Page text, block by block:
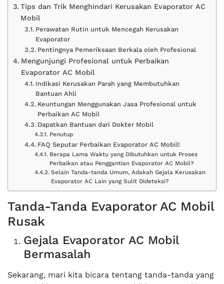
Tips dan Trik Menghindari Kerusakan Evaporator AC
Mobil
Perawatan Rutin untuk Mencegah Kerusakan
Evaporator
Pentingnya Pemeriksaan Berkala oleh Profesional
Mengunjungi Profesional untuk Perbaikan
Evaporator AC Mobil
Indikasi Kerusakan Parah yang Membutuhkan
Bantuan Ahli
Keuntungan Menggunakan Jasa Profesional untuk
Perbaikan AC Mobil
Dapatkan Bantuan dari Dokter Mobil
Penutup
FAQ Seputar Perbaikan Evaporator AC Mobil!
Berapa Lama Waktu yang Dibutuhkan untuk Proses
Perbaikan atau Penggantian Evaporator AC Mobil?
Selain Tanda-tanda Umum, Adakah Gejala Kerusakan
Evaporator AC Lain yang Sulit Dideteksi?
Tanda-Tanda Evaporator AC Mobil
Rusak
Gejala Evaporator AC Mobil
Bermasalah
Sekarang, mari kita bicara tentang tanda-tanda yang